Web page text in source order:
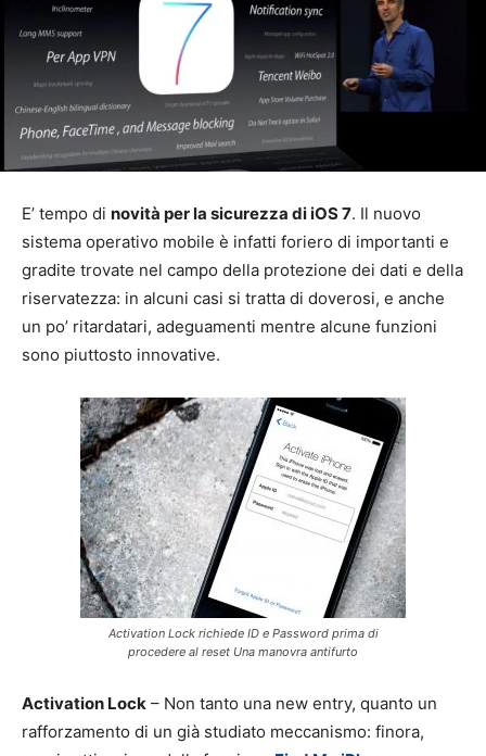
E’ tempo di novità per la sicurezza di iOS 7. Il nuovo
sistema operativo mobile è infatti foriero di importanti e
gradite trovate nel campo della protezione dei dati e della
riservatezza: in alcuni casi si tratta di doverosi, e anche
un po’ ritardatari, adeguamenti mentre alcune funzioni
sono piuttosto innovative.
Activation Lock richiede ID e Password prima di
procedere al reset Una manovra antifurto
Activation Lock – Non tanto una new entry, quanto un
rafforzamento di un già studiato meccanismo: finora,